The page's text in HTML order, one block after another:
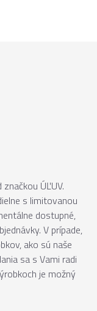
ÚĽUV.
s limitovanou
dostupné,
V prípade,
ako sú naše
sa s Vami radi
je možný